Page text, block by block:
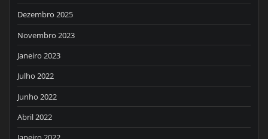
Dezembro 2025
Novembro 2023
Janeiro 2023
Julho 2022
Junho 2022
Abril 2022